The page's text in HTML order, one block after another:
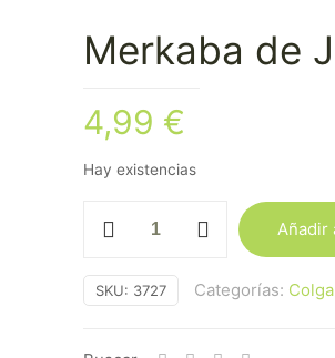
Merkaba de
4,99 €
Hay existencias
Jaspe
Rojo
Añadir
SKU: 3727 Categorías: